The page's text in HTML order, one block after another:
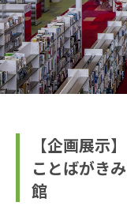
【企画展
ことばがき
館